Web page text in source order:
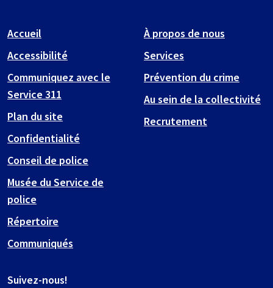
Accueil
Accessibilité
Communiquez avec le
Service 311
Plan du site
Confidentialité
À propos de nous
Services
Prévention du crime
Au sein de la collectivité
Recrutement
Conseil de police
Musée du Service de
police
Répertoire
Communiqués
Suivez-nous!